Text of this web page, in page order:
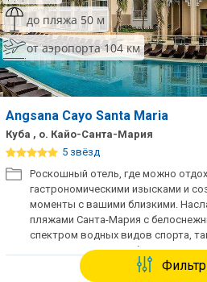
до пляжа 50 м
от аэропорта 104 км
Angsana Cayo Santa Maria
Куба , о. Кайо-Санта-Мария
5 звёзд
Роскошный отель, где можно
гастрономическими изысками и
моменты с вашими близкими.
пляжами Санта-Мария с
спектром водных видов спорта,
парусный спорт и рыбалка.